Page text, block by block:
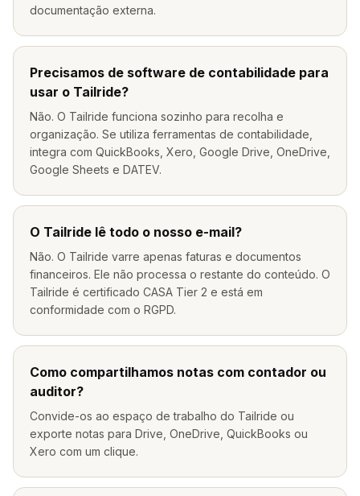
documentação externa.
Precisamos de software de contabilidade para
usar o Tailride?
Não. O Tailride funciona sozinho para recolha e
organização. Se utiliza ferramentas de contabilidade,
integra com QuickBooks, Xero, Google Drive, OneDrive,
Google Sheets e DATEV.
O Tailride lê todo o nosso e-mail?
Não. O Tailride varre apenas faturas e documentos
financeiros. Ele não processa o restante do conteúdo. O
Tailride é certificado CASA Tier 2 e está em
conformidade com o RGPD.
Como compartilhamos notas com contador ou
auditor?
Convide-os ao espaço de trabalho do Tailride ou
exporte notas para Drive, OneDrive, QuickBooks ou
Xero com um clique.